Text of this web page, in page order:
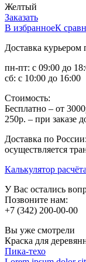
Желтый
Заказать
В избранноеК
Доставка
пн-пт: с 09:00 до
сб: с 10:00 до 16:00
Стоимость:
Бесплатно – от
250р. – при заказе
Доставка по России:
осуществляется
Калькулятор
У Вас остались
Позвоните нам:
+7 (342) 200-00-00
Вы уже смотрели
Краска для
Пика-техо